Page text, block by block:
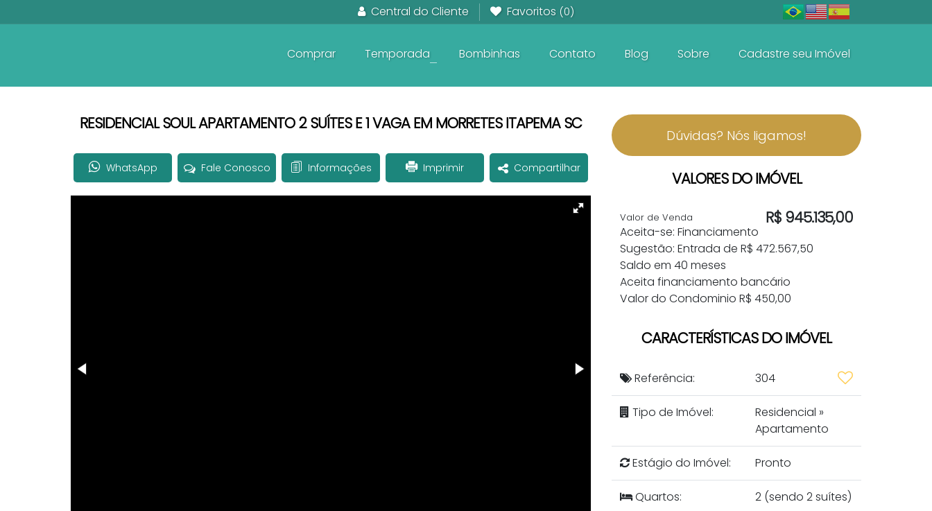
Central do Cliente Favoritos (0)
Cadastre seu Imóvel
Sobre
Blog
Contato
Bombinhas
Temporada
Comprar
RESIDENCIAL SOUL APARTAMENTO 2 SUÍTES E 1 VAGA EM MORRETES ITAPEMA SC
WhatsApp Fale Conosco Informações Imprimir Compartilhar
Dúvidas? Nós ligamos!
VALORES DO IMÓVEL
R$ 945.135,00
Valor de Venda
Aceita-se: Financiamento
Sugestão: Entrada de R$ 472.567,50
Saldo em 40 meses
Aceita financiamento bancário
Valor do Condominio R$ 450,00
CARACTERÍSTICAS DO IMÓVEL
Referência: 304
Tipo de Imóvel: Residencial »
Apartamento
Estágio do Imóvel: Pronto
Quartos: 2 (sendo 2 suítes)